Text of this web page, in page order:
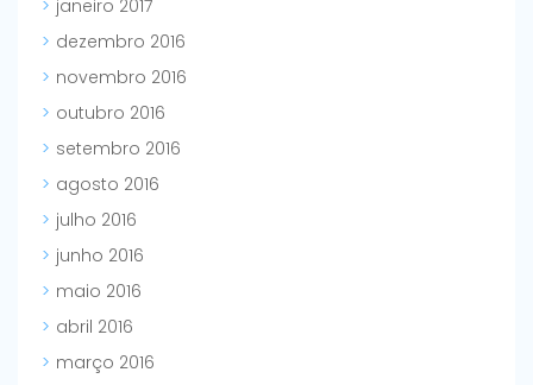
janeiro 2017
dezembro 2016
novembro 2016
outubro 2016
setembro 2016
agosto 2016
julho 2016
junho 2016
maio 2016
abril 2016
março 2016